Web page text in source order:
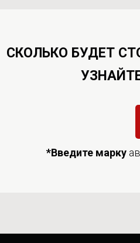
СКОЛЬКО БУДЕТ
*Введите марку